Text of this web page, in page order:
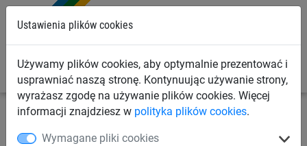
Ustawienia plików cookies
Używamy plików cookies, aby optymalnie prezentować i
usprawniać naszą stronę. Kontynuując używanie strony,
wyrażasz zgodę na używanie plików cookies. Więcej
informacji znajdziesz w polityka plików cookies.
Wymagane pliki cookies
stalowej